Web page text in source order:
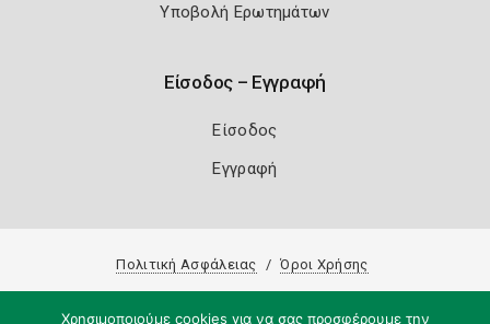
Υποβολή Ερωτημάτων
Είσοδος – Εγγραφή
Είσοδος
Εγγραφή
Πολιτική Ασφάλειας Όροι Χρήσης
Χρησιμοποιούμε cookies για να σας προσφέρουμε την